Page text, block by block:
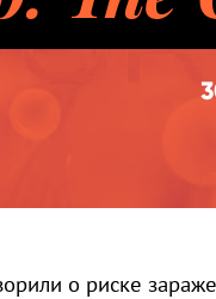
о риске